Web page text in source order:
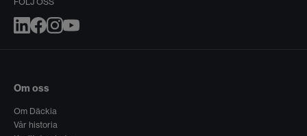
Om oss
Om Däckia
Vår historia